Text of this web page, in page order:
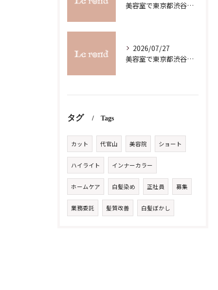
美容室で東京都渋谷区代官山町のスキルアップを目指す最新ガイド
2026/07/27
美容室で東京都渋谷区代官山町の求人条件を詳しく比較し理想の職場を見つけるコツ
タグ Tags
カット 代官山 美容院 ショート
ハイライト インナーカラー
ホームケア 白髪染め 正社員 募集
業務委託 髪質改善 白髪ぼかし